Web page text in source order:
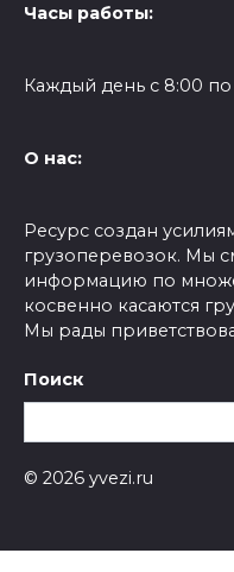
Часы работы:
Каждый день с 8:00 по
О нас:
Ресурс создан
грузоперевозок. Мы
информацию по
косвенно касаются
Мы рады
Поиск
© 2026 yvezi.ru